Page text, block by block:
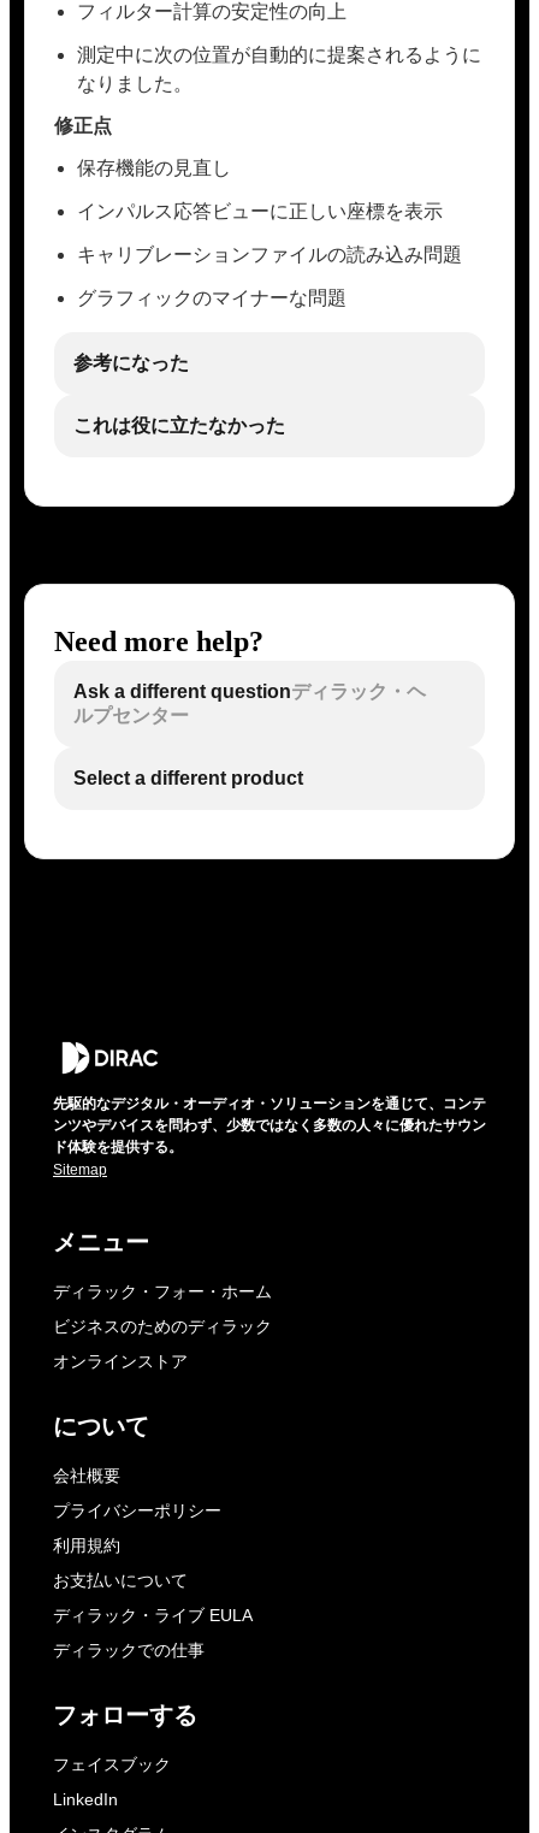
フィルター計算の安定性の向上
測定中に次の位置が自動的に提案されるように
なりました。
修正点
保存機能の見直し
インパルス応答ビューに正しい座標を表示
キャリブレーションファイルの読み込み問題
グラフィックのマイナーな問題
参考になった
これは役に立たなかった
Need more help?
Ask a different questionディラック・ヘ
ルプセンター
Select a different product
先駆的なデジタル・オーディオ・ソリューションを通じて、コンテ
ンツやデバイスを問わず、少数ではなく多数の人々に優れたサウン
ド体験を提供する。
Sitemap
メニュー
ディラック・フォー・ホーム
ビジネスのためのディラック
オンラインストア
について
会社概要
プライバシーポリシー
利用規約
お支払いについて
ディラック・ライブ EULA
ディラックでの仕事
フォローする
フェイスブック
LinkedIn